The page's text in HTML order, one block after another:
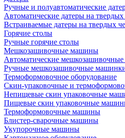
Ручные и полуавтоматические
Автоматические датеры на
Встраиваемые датеры на твердых
Горячие столы
Ручные горячие столы
Мешкозашивочные машины
Автоматические
Ручные мешкозашивочные
Термоформовочное оборудование
Скин-упаковочные и
Непищевые скин упаковочные
Пищевые скин упаковочные
Термоформовочные машины
Блистер-сварочные машины
Укупорочные машины